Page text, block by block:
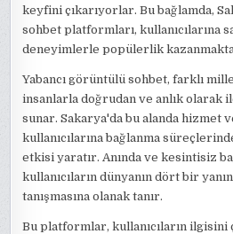
keyfini çıkarıyorlar. Bu bağlamda,
sohbet platformları, kullanıcılarına
deneyimlerle popülerlik
Yabancı görüntülü sohbet, farklı
insanlarla doğrudan ve anlık olarak
sunar. Sakarya'da bu alanda hizmet
kullanıcılarına bağlanma
etkisi yaratır. Anında ve kesintisiz
kullanıcıların dünyanın dört bir
tanışmasına olanak tanır.
Bu platformlar, kullanıcıların ilgisini